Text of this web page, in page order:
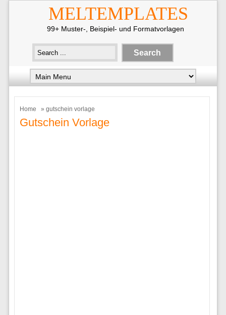
MELTEMPLATES
99+ Muster-, Beispiel- und Formatvorlagen
Home » gutschein vorlage
Gutschein Vorlage